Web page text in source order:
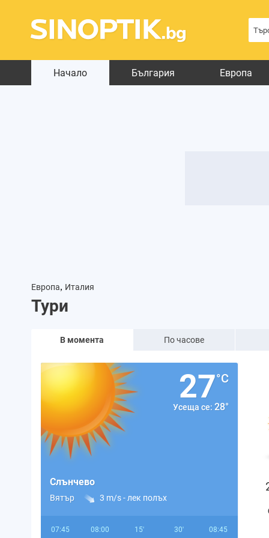
Начало България Европа
Европа, Италия
Тури
В момента По часове
27°C
Усеща се: 28°
Слънчево
Вятър 3 m/s - лек полъх
07:45 08:00 15' 30' 08:45